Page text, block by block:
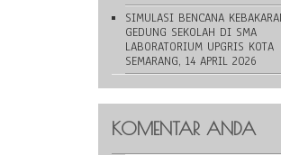
SIMULASI BENCANA
GEDUNG SEKOLAH DI SMA
LABORATORIUM UPGRIS KOTA
SEMARANG, 14 APRIL 2026
KOMENTAR ANDA